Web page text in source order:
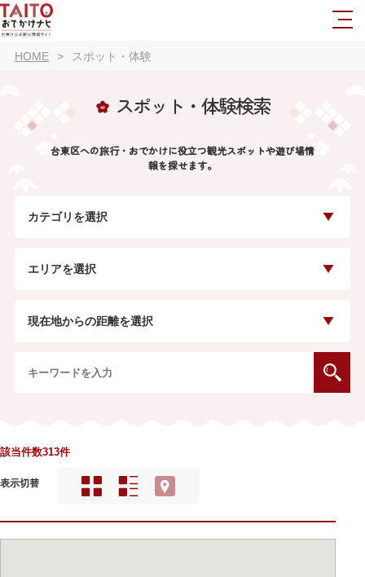
HOME スポット・体験
スポット・体験検索
台東区への旅行・おでかけに役立つ観光スポットや遊び場情
報を探せます。
カテゴリを選択
エリアを選択
現在地からの距離を選択
該当件数313件
表示切替